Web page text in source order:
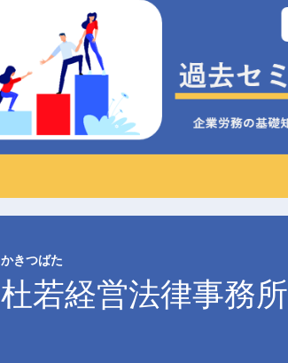
かきつばた
杜若経営法律事務所